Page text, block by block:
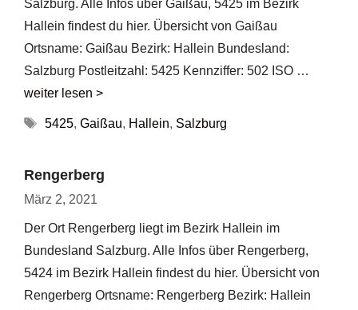
Salzburg. Alle Infos über Gaißau, 5425 im Bezirk
Hallein findest du hier. Übersicht von Gaißau
Ortsname: Gaißau Bezirk: Hallein Bundesland:
Salzburg Postleitzahl: 5425 Kennziffer: 502 ISO …
weiter lesen >
Schlagwörter
5425, Gaißau, Hallein, Salzburg
Rengerberg
März 2, 2021
Der Ort Rengerberg liegt im Bezirk Hallein im
Bundesland Salzburg. Alle Infos über Rengerberg,
5424 im Bezirk Hallein findest du hier. Übersicht von
Rengerberg Ortsname: Rengerberg Bezirk: Hallein